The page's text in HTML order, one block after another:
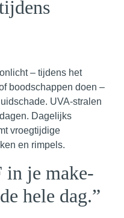
– tijdens het
boodschappen doen –
UVA-stralen
Dagelijks
vroegtijdige
en rimpels.
in je make-
hele dag.”